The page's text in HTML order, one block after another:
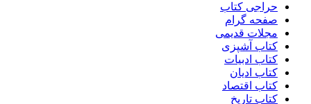
حراجی کتاب
صفحه گرام
مجلات قدیمی
کتاب آشپزی
کتاب ادبیات
کتاب ادیان
کتاب اقتصاد
کتاب تاریخ